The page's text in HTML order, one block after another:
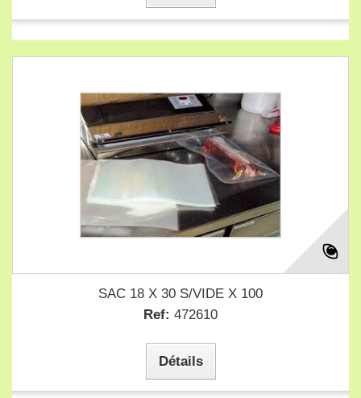
SAC 18 X 30 S/VIDE X 100
Ref: 472610
Détails